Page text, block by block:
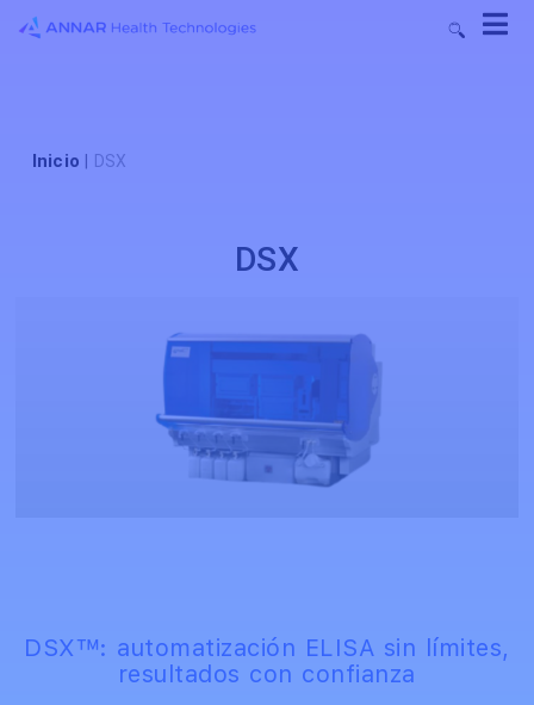
Inicio DSX
DSX
DSX™: automatización ELISA sin límites,
resultados con confianza